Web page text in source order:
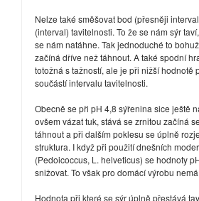
Nelze také směšovat bod (přesněji
(interval) tavitelnosti. To že se nám sýr
se nám natáhne. Tak jednoduché to
začíná dříve než táhnout. A také spodní
totožná s tažností, ale je při nižší hodnotě
součástí intervalu tavitelnosti.
Obecně se při pH 4,8 sýřenina sice ještě
ovšem vázat tuk, stává se zrnitou začíná
táhnout a při dalším poklesu se úplně
struktura. I když při použití dnešních
(Pedoicoccus, L. helveticus) se hodnoty
snižovat. To však pro domácí výrobu
Hodnota při které se sýr úplně přestává